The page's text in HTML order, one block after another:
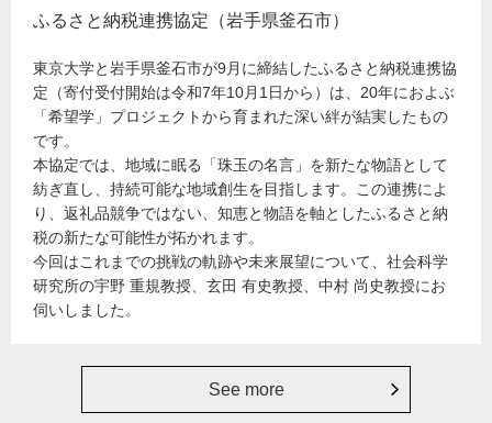
ふるさと納税連携協定（岩手県釜石市）
東京大学と岩手県釜石市が9月に締結したふるさと納税連携協
定（寄付受付開始は令和7年10月1日から）は、20年におよぶ
「希望学」プロジェクトから育まれた深い絆が結実したもの
です。
本協定では、地域に眠る「珠玉の名言」を新たな物語として
紡ぎ直し、持続可能な地域創生を目指します。この連携によ
り、返礼品競争ではない、知恵と物語を軸としたふるさと納
税の新たな可能性が拓かれます。
今回はこれまでの挑戦の軌跡や未来展望について、社会科学
研究所の宇野 重規教授、玄田 有史教授、中村 尚史教授にお
伺いしました。
See more